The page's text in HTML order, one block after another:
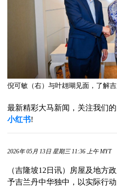
倪可敏（右）与叶翃瑚见面，了解吉
最新精彩大马新闻，关注我们的
小红书!
2026年 05月 13日 星期三 11:36 上午 MYT
（吉隆坡12日讯）房屋及地方
予吉兰丹中华独中，以实际行